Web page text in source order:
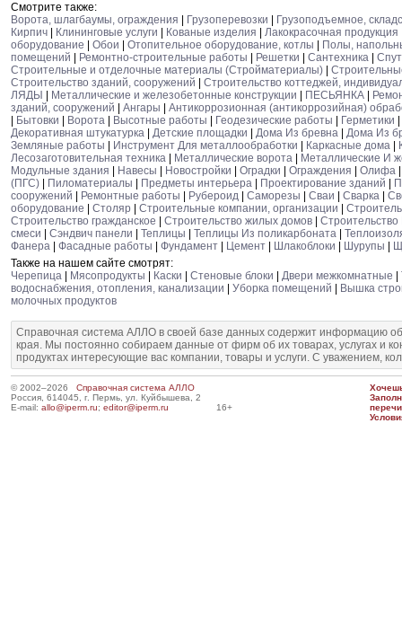
Смотрите также:
Ворота, шлагбаумы, ограждения
Грузоперевозки
Грузоподъемное,
Кирпич
Клининговые услуги Кованые изделия Лакокрасочная продукция
оборудование
Обои Отопительное оборудование, котлы
Полы,
помещений
Ремонтно-строительные работы Решетки Сантехника
Строительные и отделочные материалы (Стройматериалы)
Строительство зданий, сооружений
Строительство коттеджей,
ЛЯДЫ
Металлические и железобетонные конструкции ПЕСЬЯНКА
зданий, сооружений
Ангары
Антикоррозионная (антикоррозийная)
Бытовки Ворота Высотные работы Геодезические работы Герметики
Декоративная штукатурка
Детские площадки Дома Из бревна
Дома Из
Земляные работы
Инструмент Для металлообработки Каркасные дома
Лесозаготовительная техника
Металлические ворота
Металлические И
Модульные здания
Навесы Новостройки Оградки Ограждения Олифа
(ПГС)
Пиломатериалы Предметы интерьера Проектирование зданий
сооружений
Ремонтные работы Рубероид Саморезы Сваи Сварка
оборудование
Столяр Строительные компании, организации
Строительство гражданское
Строительство жилых домов
смеси
Сэндвич панели Теплицы Теплицы Из поликарбоната
Фанера
Фасадные работы Фундамент Цемент Шлакоблоки Шурупы
Также на нашем сайте смотрят:
Черепица
Мясопродукты Каски Стеновые блоки Двери межкомнатные
водоснабжения, отопления, канализации
Уборка помещений
Вышка
молочных продуктов
Справочная система АЛЛО в своей базе данных содержит информацию
края. Мы постоянно собираем данные от фирм об их товарах, услугах и
продуктах интересующие вас компании, товары и услуги. С уважением,
© 2002–2026 Справочная система АЛЛО
Россия, 614045, г. Пермь, ул. Куйбышева, 2
E-mail: allo@iperm.ru; editor@iperm.ru 16+